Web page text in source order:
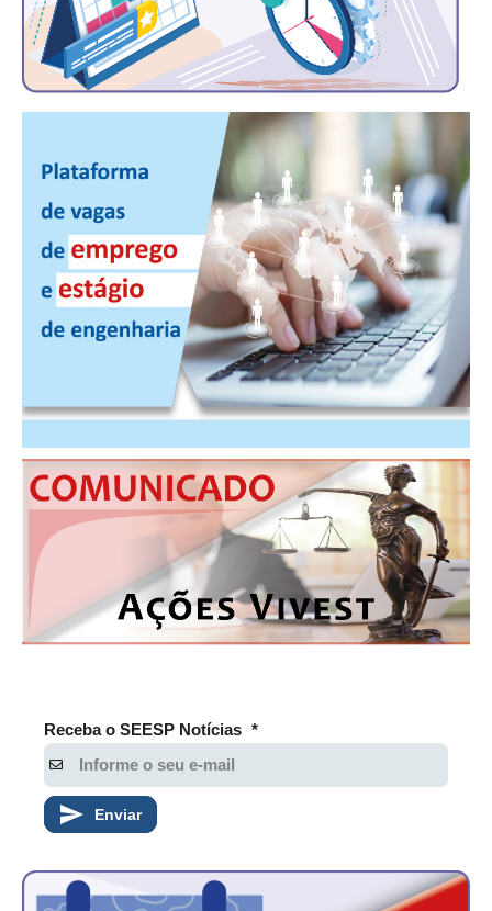
CONTATO
CADASTRO
Receba o SEESP Notícias *
Enviar